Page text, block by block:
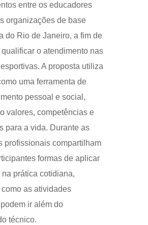
entre os educadores
organizações de base
do Rio de Janeiro, a fim de
o atendimento nas
A proposta utiliza
uma ferramenta de
pessoal e social,
valores, competências e
para a vida. Durante as
profissionais compartilham
formas de aplicar
prática cotidiana,
as atividades
ir além do
técnico.